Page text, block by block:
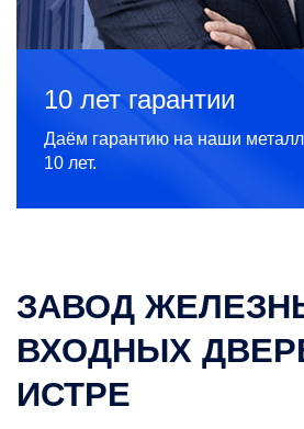
10 лет гарантии
Даём гарантию на наши
10 лет.
ЗАВОД
ВХОДНЫХ
ИСТРЕ